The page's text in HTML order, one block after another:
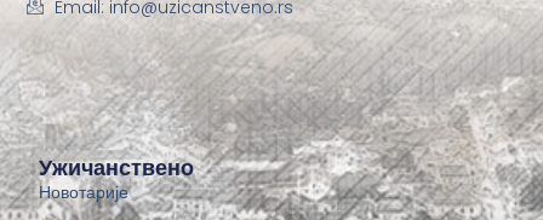
Ужичанствено
Новотарије
Email: info@uzicanstveno.rs